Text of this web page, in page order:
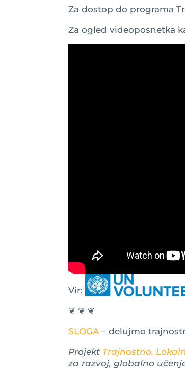
Za dostop do programa
Za ogled videoposnetka
Vir:
❦ ❦ ❦
SLOGA – delujmo
Projekt Trajnostno.
za razvoj, globalno